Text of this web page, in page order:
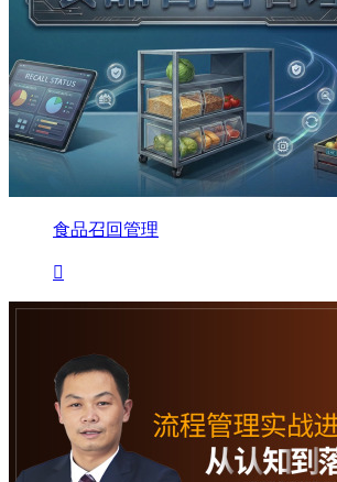
食品召回管理
